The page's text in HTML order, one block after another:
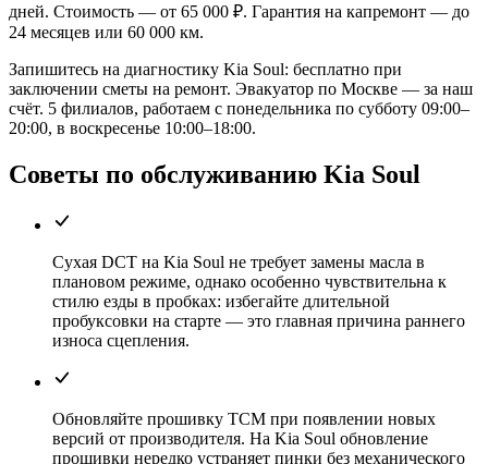
дней. Стоимость — от 65 000 ₽. Гарантия на капремонт — до
24 месяцев или 60 000 км.
Запишитесь на диагностику Kia Soul: бесплатно при
заключении сметы на ремонт. Эвакуатор по Москве — за наш
счёт. 5 филиалов, работаем с понедельника по субботу 09:00–
20:00, в воскресенье 10:00–18:00.
Советы по обслуживанию Kia Soul
Сухая DCT на Kia Soul не требует замены масла в
плановом режиме, однако особенно чувствительна к
стилю езды в пробках: избегайте длительной
пробуксовки на старте — это главная причина раннего
износа сцепления.
Обновляйте прошивку TCM при появлении новых
версий от производителя. На Kia Soul обновление
прошивки нередко устраняет пинки без механического